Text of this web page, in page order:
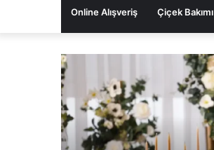
Online Alışveriş Çiçek Bakımı